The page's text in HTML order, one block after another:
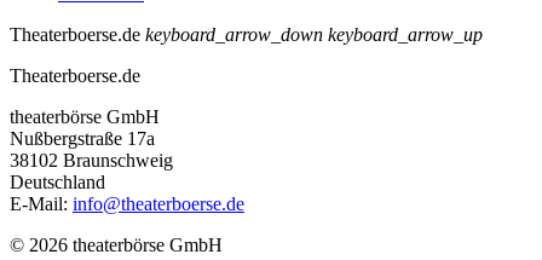
Theaterboerse.de keyboard_arrow_down keyboard_arrow_up
Theaterboerse.de
theaterbörse GmbH
Nußbergstraße 17a
38102 Braunschweig
Deutschland
E-Mail: info@theaterboerse.de
© 2026 theaterbörse GmbH